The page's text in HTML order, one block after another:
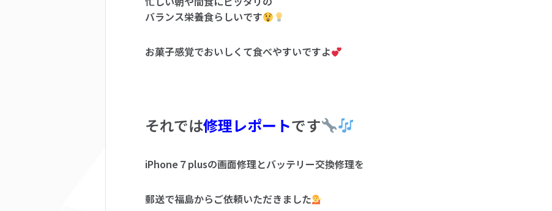
バランス栄養食らしいです
お菓子感覚でおいしくて食べやすいですよ
それでは修理レポートです
iPhone７plusの画面修理とバッテリー交換修理を
郵送で福島からご依頼いただきました